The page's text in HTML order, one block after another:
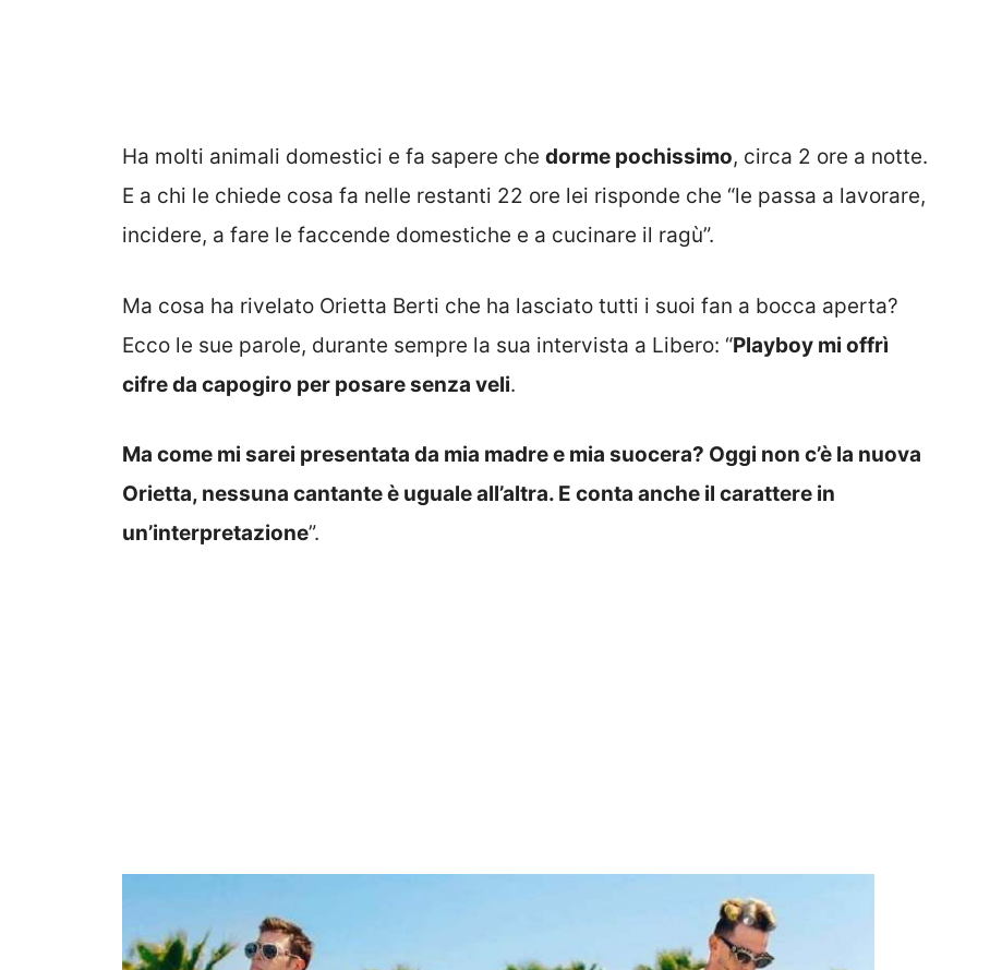
Ha molti animali domestici e fa sapere che dorme pochissimo, circa 2 ore a notte.
E a chi le chiede cosa fa nelle restanti 22 ore lei risponde che “le passa a lavorare,
incidere, a fare le faccende domestiche e a cucinare il ragù”.
Ma cosa ha rivelato Orietta Berti che ha lasciato tutti i suoi fan a bocca aperta?
Ecco le sue parole, durante sempre la sua intervista a Libero: “Playboy mi offrì
cifre da capogiro per posare senza veli.
Ma come mi sarei presentata da mia madre e mia suocera? Oggi non c’è la nuova
Orietta, nessuna cantante è uguale all’altra. E conta anche il carattere in
un’interpretazione”.